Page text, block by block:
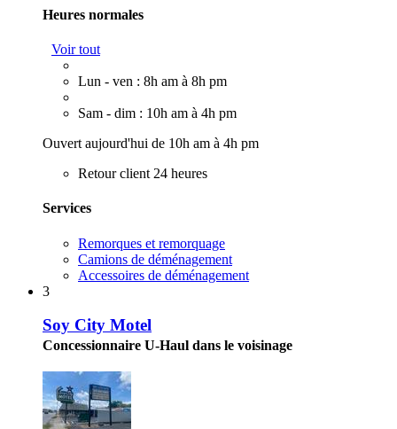
Heures normales
Voir tout
Lun - ven : 8h am à 8h pm
Sam - dim : 10h am à 4h pm
Ouvert aujourd'hui de 10h am à 4h pm
Retour client 24 heures
Services
Remorques et remorquage
Camions de déménagement
Accessoires de déménagement
3
Soy City Motel
Concessionnaire U-Haul dans le voisinage